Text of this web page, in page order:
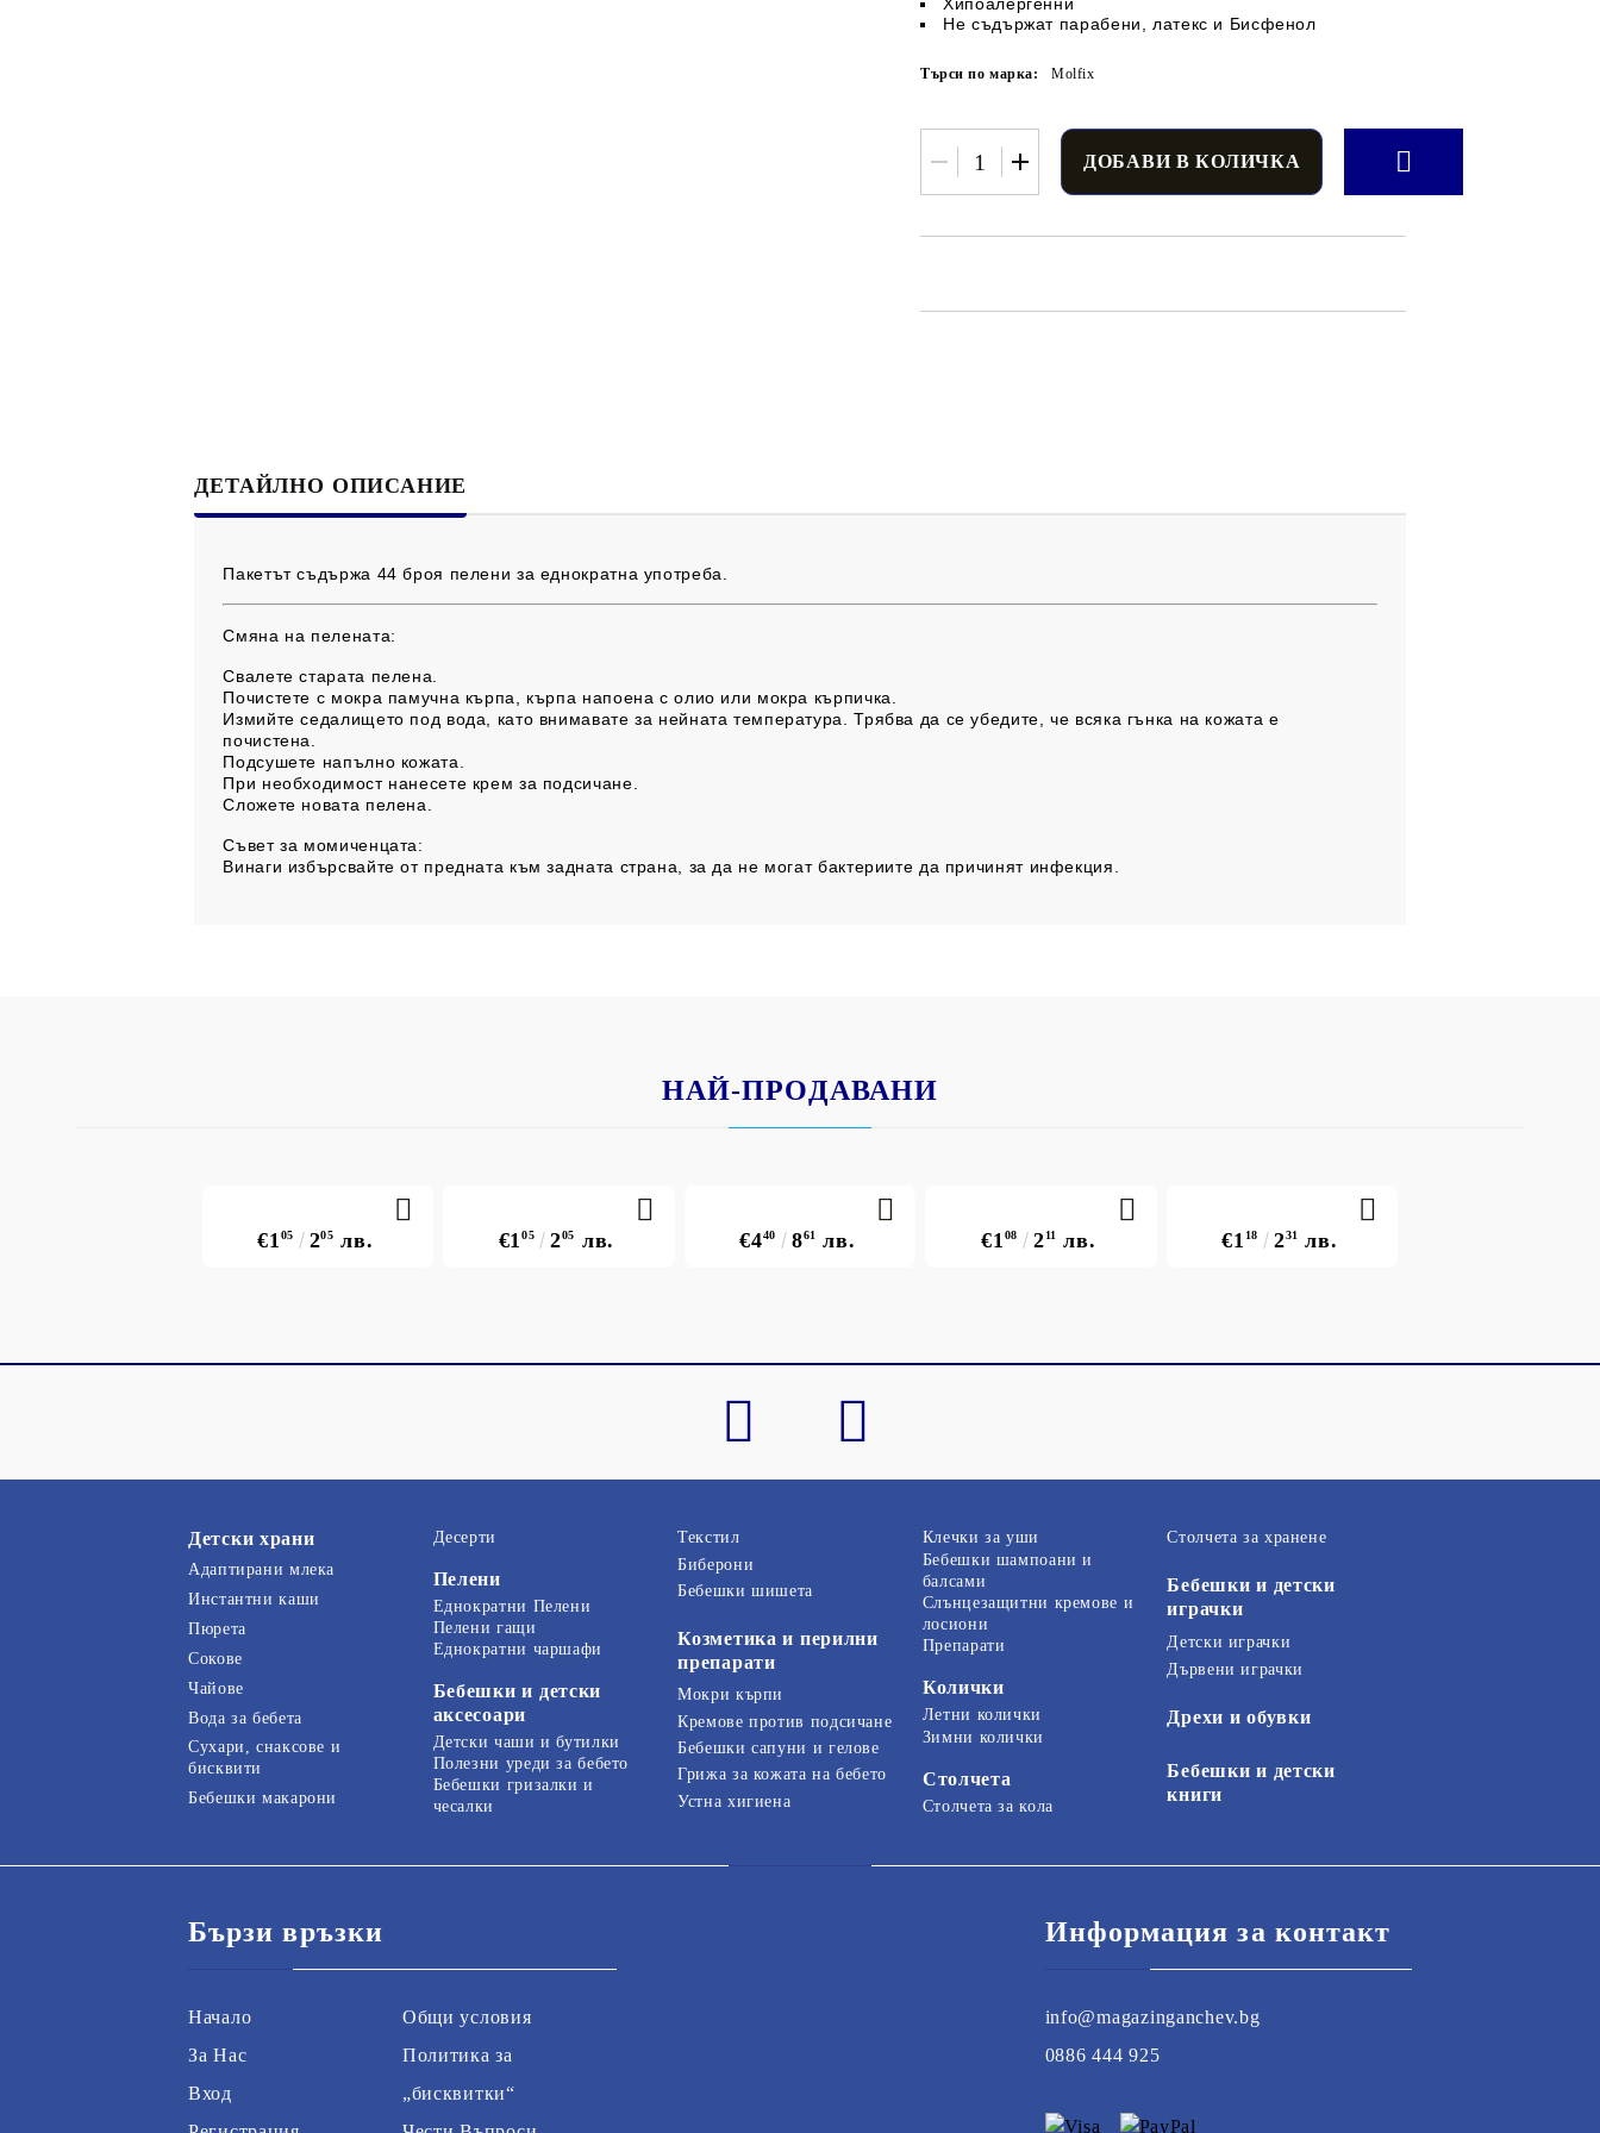
Хипоалергенни
Не съдържат парабени, латекс и Бисфенол
Търси по марка: Molfix
ДЕТАЙЛНО ОПИСАНИЕ
Пакетът съдържа 44 броя пелени за еднократна употреба.
Смяна на пелената:
Свалете старата пелена.
Почистете с мокра памучна кърпа, кърпа напоена с олио или мокра кърпичка.
Измийте седалището под вода, като внимавате за нейната температура. Трябва да се убедите, че всяка гънка на кожата е
почистена.
Подсушете напълно кожата.
При необходимост нанесете крем за подсичане.
Сложете новата пелена.
Съвет за момиченцата:
Винаги избърсвайте от предната към задната страна, за да не могат бактериите да причинят инфекция.
НАЙ-ПРОДАВАНИ
€105 205 лв. €105 205 лв. €440 861 лв. €108 211 лв. €1 18 231 лв.
Детски храни
Адаптирани млека
Инстантни каши
Пюрета
Сокове
Чайове
Вода за бебета
Сухари, снаксове и
бисквити
Бебешки макарони
Десерти
Пелени
Еднократни Пелени
Пелени гащи
Еднократни чаршафи
Бебешки и детски
аксесоари
Детски чаши и бутилки
Полезни уреди за бебето
Бебешки гризалки и
чесалки
Текстил
Биберони
Бебешки шишета
Козметика и перилни
препарати
Мокри кърпи
Кремове против подсичане
Бебешки сапуни и гелове
Грижа за кожата на бебето
Устна хигиена
Клечки за уши
Бебешки шампоани и
балсами
Слънцезащитни кремове и
лосиони
Препарати
Колички
Летни колички
Зимни колички
Столчета
Столчета за кола
Столчета за хранене
Бебешки и детски
играчки
Детски играчки
Дървени играчки
Дрехи и обувки
Бебешки и детски
книги
Бързи връзки
Начало
За Нас
Вход
Общи условия
Политика за
„бисквитки“
Информация за контакт
info@magazinganchev.bg
0886 444 925